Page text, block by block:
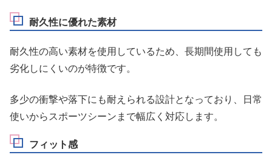
耐久性に優れた素材
耐久性の高い素材を使用しているため、長期間使用しても
劣化しにくいのが特徴です。
多少の衝撃や落下にも耐えられる設計となっており、日常
使いからスポーツシーンまで幅広く対応します。
フィット感